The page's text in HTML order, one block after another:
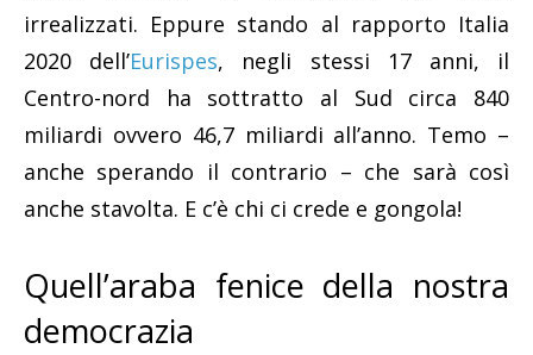
irrealizzati. Eppure stando al rapporto Italia
2020 dell’Eurispes, negli stessi 17 anni, il
Centro-nord ha sottratto al Sud circa 840
miliardi ovvero 46,7 miliardi all’anno. Temo –
anche sperando il contrario – che sarà così
anche stavolta. E c’è chi ci crede e gongola!
Quell’araba fenice della nostra
democrazia